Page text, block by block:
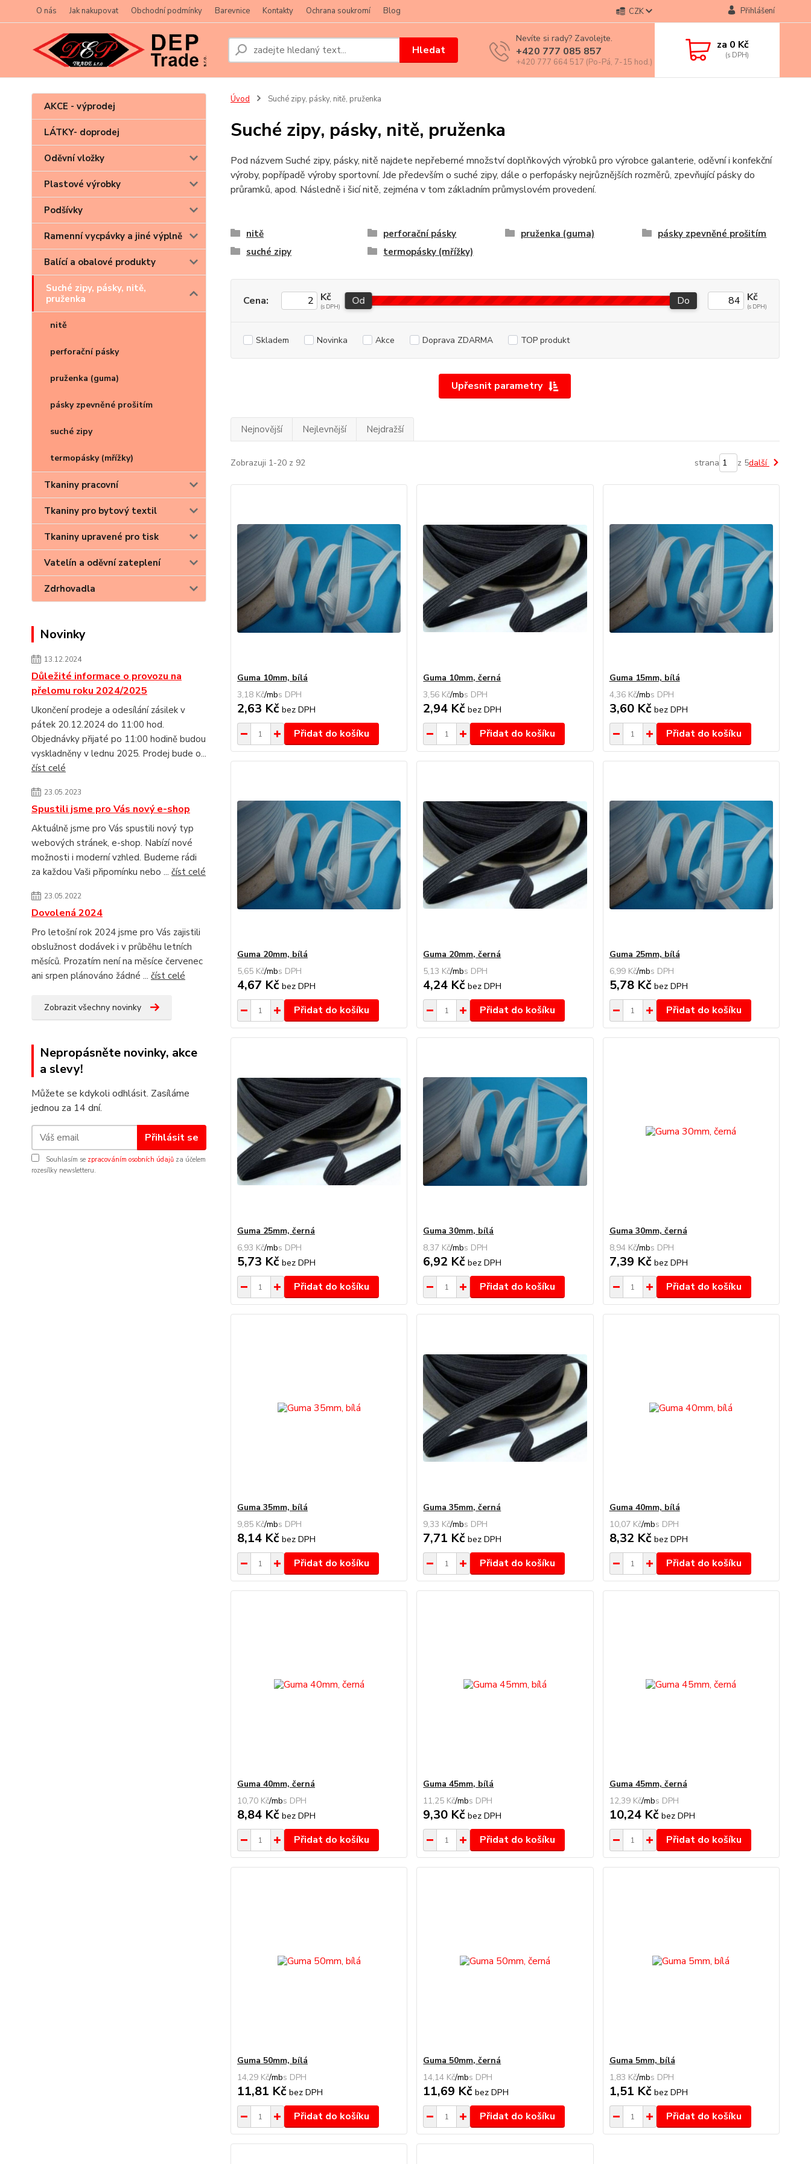
O nás Jak nakupovat Obchodní podmínky Barevnice Kontakty Ochrana soukromí Blog CZK Přihlášení
Hledat
Nevíte si rady? Zavolejte.
+420 777 085 857
+420 777 664 517 (Po-Pá, 7-15 hod.)
za 0 Kč
AKCE - výprodej
LÁTKY- doprodej
Oděvní vložky
Plastové výrobky
Podšívky
Ramenní vycpávky a jiné výplně
Balící a obalové produkty
Suché zipy, pásky, nitě,
pruženka
nitě
perforační pásky
pruženka (guma)
pásky zpevněné prošitím
suché zipy
termopásky (mřížky)
Tkaniny pracovní
Tkaniny pro bytový textil
Tkaniny upravené pro tisk
Vatelín a oděvní zateplení
Zdrhovadla
Novinky
13.12.2024
Důležité informace o provozu na
přelomu roku 2024/2025
Ukončení prodeje a odesílání zásilek v
pátek 20.12.2024 do 11:00 hod.
Objednávky přijaté po 11:00 hodině budou
vyskladněny v lednu 2025. Prodej bude o...
číst celé
23.05.2023
Spustili jsme pro Vás nový e-shop
Aktuálně jsme pro Vás spustili nový typ
webových stránek, e-shop. Nabízí nové
možnosti i moderní vzhled. Budeme rádi
za každou Vaši připomínku nebo ... číst celé
23.05.2022
Dovolená 2024
Pro letošní rok 2024 jsme pro Vás zajistili
obslužnost dodávek i v průběhu letních
měsíců. Prozatím není na měsíce červenec
ani srpen plánováno žádné ... číst celé
Zobrazit všechny novinky
Nepropásněte novinky, akce
a slevy!
Můžete se kdykoli odhlásit. Zasíláme
jednou za 14 dní.
Přihlásit se
Souhlasím se zpracováním osobních údajů za účelem
rozesílky newsletteru.
Úvod Suché zipy, pásky, nitě, pruženka
Suché zipy, pásky, nitě, pruženka
Pod názvem Suché zipy, pásky, nitě najdete nepřeberné množství doplňkových výrobků pro výrobce galanterie, oděvní i konfekční
výroby, popřípadě výroby sportovní. Jde především o suché zipy, dále o perfopásky nejrůznějších rozměrů, zpevňující pásky do
průramků, apod. Následně i šicí nitě, zejména v tom základním průmyslovém provedení.
nitě perforační pásky pruženka (guma)
pásky zpevněné prošitím
suché zipy
termopásky (mřížky)
Upřesnit parametry
Cena: Kč Od Do Kč
Skladem Novinka Akce Doprava ZDARMA TOP produkt
Nejnovější Nejlevnější Nejdražší
Zobrazuji 1-20 z 92 strana z 5další
Guma 10mm, bílá
3,18 Kč/mb
2,63 Kč bez DPH
Přidat do košíku
Guma 10mm, černá
3,56 Kč/mb
2,94 Kčbez DPH
Přidat do košíku
Guma 15mm, bílá
4,36 Kč/mb
3,60 Kč bez DPH
Přidat do košíku
Guma 20mm, bílá
5,65 Kč/mb
4,67 Kč bez DPH
Přidat do košíku
Guma 20mm, černá
5,13 Kč/mb
4,24 Kčbez DPH
Přidat do košíku
Guma 25mm, bílá
6,99 Kč/mb
5,78 Kč bez DPH
Přidat do košíku
Guma 25mm, černá
6,93 Kč/mb
5,73 Kč bez DPH
Přidat do košíku
Guma 30mm, bílá
8,37 Kč/mb
6,92 Kčbez DPH
Přidat do košíku
Guma 30mm, černá
8,94 Kč/mb
7,39 Kč bez DPH
Přidat do košíku
Guma 35mm, bílá
9,85 Kč/mb
8,14 Kč bez DPH
Přidat do košíku
Guma 35mm, černá
9,33 Kč/mb
7,71 Kčbez DPH
Přidat do košíku
Guma 40mm, bílá
10,07 Kč/mb
8,32 Kč bez DPH
Přidat do košíku
Guma 40mm, černá
10,70 Kč/mb
8,84 Kč bez DPH
Přidat do košíku
Guma 45mm, bílá
11,25 Kč/mb
9,30 Kčbez DPH
Přidat do košíku
Guma 45mm, černá
12,39 Kč/mb
10,24 Kč bez DPH
Přidat do košíku
Guma 50mm, bílá
14,29 Kč/mb
11,81 Kč bez DPH
Přidat do košíku
Guma 50mm, černá
14,14 Kč/mb
11,69 Kčbez DPH
Přidat do košíku
Guma 5mm, bílá
1,83 Kč/mb
1,51 Kč bez DPH
Přidat do košíku